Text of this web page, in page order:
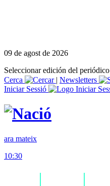
09 de agost de 2026
Seleccionar edición del periódico
Cerca
| Newsletters
Iniciar Sessió
ara mateix
10:30